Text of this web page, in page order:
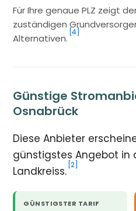
Für Ihre genaue PLZ zeigt
zuständigen
Alternativen.
[4]
Günstige
Osnabrück
Diese Anbieter
günstigstes Angebot in
Landkreiss. [2]
GÜNSTIGSTER TARIF